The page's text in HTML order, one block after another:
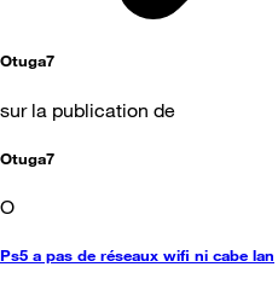
Otuga7
sur la publication de
Otuga7
O
Ps5 a pas de réseaux wifi ni cabe lan